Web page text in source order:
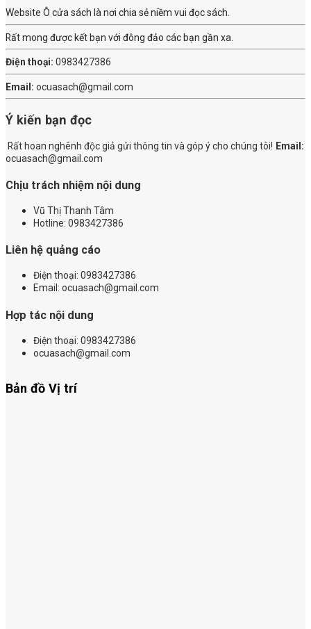
Website Ô cửa sách là nơi chia sẻ niềm vui đọc sách.
Rất mong được kết bạn với đông đảo các bạn gần xa.
Điện thoại: 0983427386
Email: ocuasach@gmail.com
Ý kiến bạn đọc
Rất hoan nghênh độc giả gửi thông tin và góp ý cho chúng tôi! Email:
ocuasach@gmail.com
Chịu trách nhiệm nội dung
Vũ Thị Thanh Tâm
Hotline: 0983427386
Liên hệ quảng cáo
Điện thoại: 0983427386
Email: ocuasach@gmail.com
Hợp tác nội dung
Điện thoại: 0983427386
ocuasach@gmail.com
Bản đồ Vị trí